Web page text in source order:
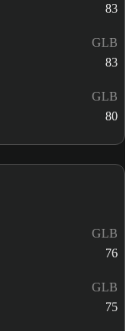
83
GLB
83
GLB
80
GLB
76
GLB
75